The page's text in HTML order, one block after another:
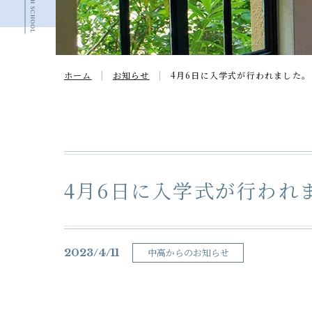
ホーム お知らせ 4月6日に入学式が行われました。
4月6日に入学式が行われ
2023/4/11 中高からのお知らせ